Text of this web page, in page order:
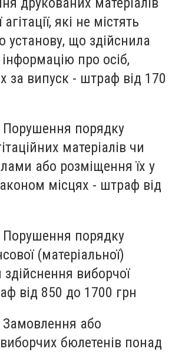
які не містять
установу, що здійснила
про осіб,
за випуск - штраф від 170
Порушення порядку
матеріалів чи
або розміщення їх у
місцях - штраф від
Порушення порядку
(матеріальної)
виборчої
від 850 до 1700 грн
Замовлення або
бюлетенів понад